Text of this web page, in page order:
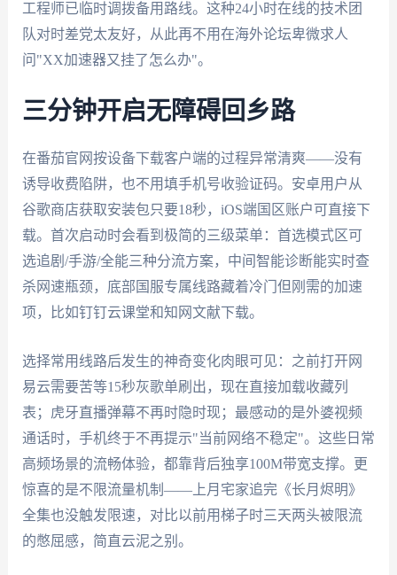
工程师已临时调拨备用路线。这种24小时在线的技术团
队对时差党太友好，从此再不用在海外论坛卑微求人
问"XX加速器又挂了怎么办"。
三分钟开启无障碍回乡路
在番茄官网按设备下载客户端的过程异常清爽——没有
诱导收费陷阱，也不用填手机号收验证码。安卓用户从
谷歌商店获取安装包只要18秒，iOS端国区账户可直接下
载。首次启动时会看到极简的三级菜单：首选模式区可
选追剧/手游/全能三种分流方案，中间智能诊断能实时查
杀网速瓶颈，底部国服专属线路藏着冷门但刚需的加速
项，比如钉钉云课堂和知网文献下载。
选择常用线路后发生的神奇变化肉眼可见：之前打开网
易云需要苦等15秒灰歌单刷出，现在直接加载收藏列
表；虎牙直播弹幕不再时隐时现；最感动的是外婆视频
通话时，手机终于不再提示"当前网络不稳定"。这些日常
高频场景的流畅体验，都靠背后独享100M带宽支撑。更
惊喜的是不限流量机制——上月宅家追完《长月烬明》
全集也没触发限速，对比以前用梯子时三天两头被限流
的憋屈感，简直云泥之别。